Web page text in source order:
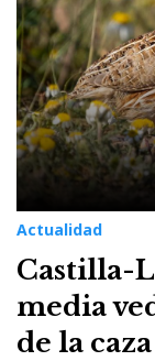
Actualidad
Castilla-
media
de la